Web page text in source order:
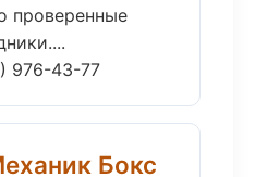
проверенные
976-43-77
Бокс